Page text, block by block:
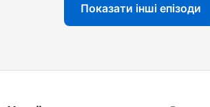
Показати інші епізоди